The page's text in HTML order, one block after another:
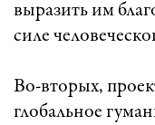
выразить им
силе
Во-вторых,
глобальное